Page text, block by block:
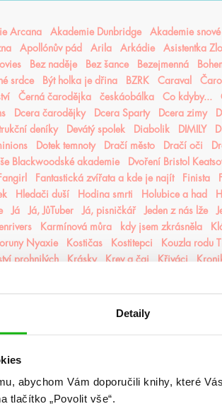
Detaily
abychom Vám doporučili knihy, které
tlačítko „Povolit vše“.
Arcana Akademie Dunbridge Akademie
Apollónův pád Arila Arkádie Asistentka
Bez naděje Bez šance Bezejmenná
srdce Být holka je dřina BZRK Caraval
Černá čarodějka českáobálka Co kdyby...
Dcera čarodějky Dcera Sparty Dcera zimy
deníky Devátý spolek Diabolik DIMILY
Dotek temnoty Dračí město Dračí oči
Blackwoodské akademie Dvoření Bristol
Fangirl Fantastická zvířata a kde je najít Finista
Hledači duší Hodina smrti Holubice a had
Já Já, JůTuber Já, pisničkář Jeden z nás lže
Karmínová můra kdy jsem zkrásněla
Nyaxie Kostičas Kostitepci Kouzla rodu
prohnilých Krásky Krev a čaj Křiváci
Letopisy Podzemě
a ztrát
lesa Nespoutaný
Nozaki Nyxia Odkaz dračích jezdců